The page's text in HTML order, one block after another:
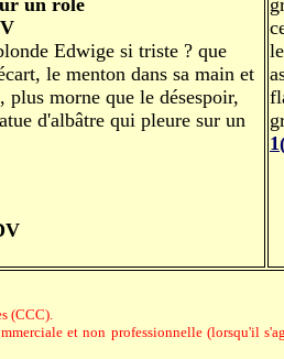
un rôle
Edwige si triste ? que
le menton dans sa main et
plus morne que le désespoir,
d'albâtre qui pleure sur un
(CCC).
et non professionnelle (lorsqu'il